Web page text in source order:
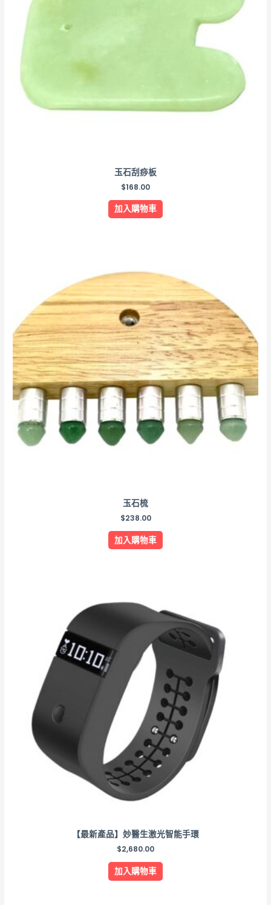
玉石刮痧板
$168.00
加入購物車
玉石梳
$238.00
加入購物車
【最新產品】妙醫生激光智能手環
$2,680.00
加入購物車